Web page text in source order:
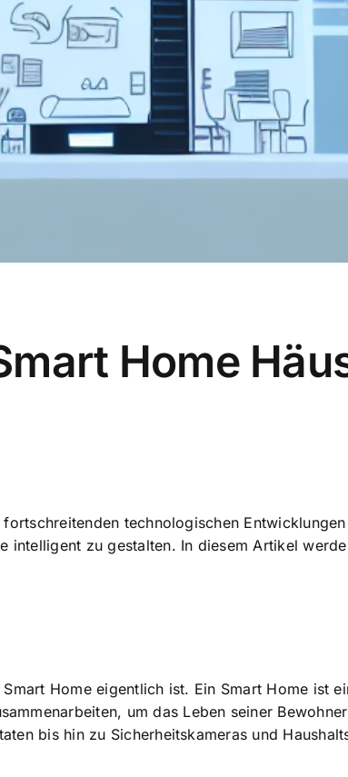
Home
technologischen
intelligent zu gestalten. In diesem Artikel
Home eigentlich ist. Ein Smart Home ist
um das Leben seiner
bis hin zu Sicherheitskameras und